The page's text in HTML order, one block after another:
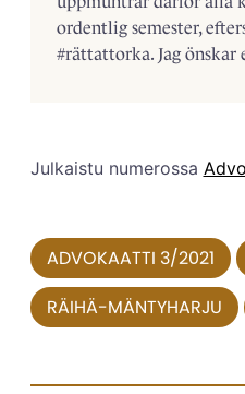
ordentlig semester,
#rättattorka. Jag önskar
Julkaistu numerossa
ADVOKAATTI 3/2021
RÄIHÄ-MÄNTYHARJU